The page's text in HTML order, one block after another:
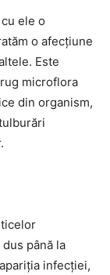
ele o
o afecțiune
Este
microflora
din organism,
până la
infecției,